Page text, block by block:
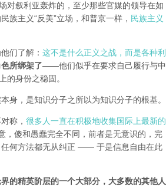
对叙利亚轰炸的，至少那些官媒的领导在如
族主义“反美”立场，和普京一样， 民族主义
们了解： 这不是什么正义之战，而是各种利
所绑架了——他们似乎在要求自己履行与中
的身份之稳固。
身，是知识分子之所以为知识分子的根基。
称， 很多人一直在积极地收集国际上最新的
傻和愚蠢完全不同，前者是无意识的，完
任何方法都无从纠正 —— 于是信息自由在此
的精英阶层的一个大部分，大多数的其他人